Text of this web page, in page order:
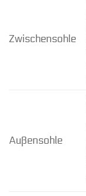
Zwischensohle
Außensohle